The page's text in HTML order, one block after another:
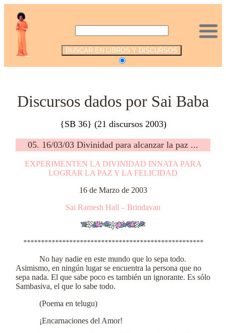
Discursos dados por Sai Baba
{SB 36} (21 discursos 2003)
05. 16/03/03 Divinidad para alcanzar la paz ...
EXPERIMENTEN LA DIVINIDAD INNATA PARA
LOGRAR LA PAZ Y LA FELICIDAD
16 de Marzo de 2003
Sai Ramesh Hall – Brindavan
***************************************************
No hay nadie en este mundo que lo sepa todo.
Asimismo, en ningún lugar se encuentra la persona que no
sepa nada. El que sabe poco es también un ignorante. Es sólo
Sambasiva, el que lo sabe todo.
(Poema en telugu)
¡Encarnaciones del Amor!